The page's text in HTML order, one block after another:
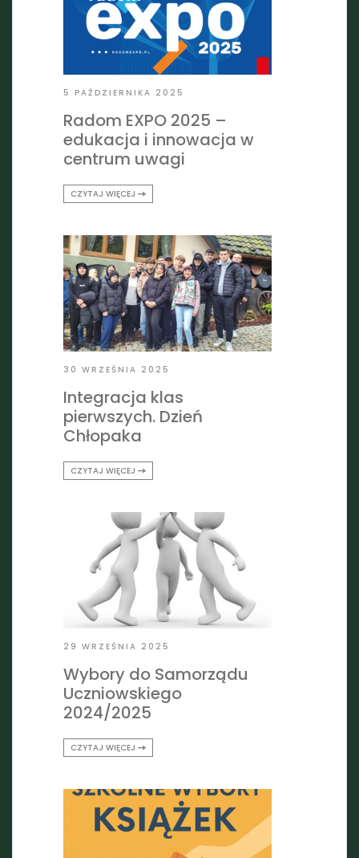
5 PAŹDZIERNIKA 2025
Radom EXPO 2025 –
edukacja i innowacja w
centrum uwagi
CZYTAJ WIĘCEJ
30 WRZEŚNIA 2025
Integracja klas
pierwszych. Dzień
Chłopaka
CZYTAJ WIĘCEJ
29 WRZEŚNIA 2025
Wybory do Samorządu
Uczniowskiego
2024/2025
CZYTAJ WIĘCEJ